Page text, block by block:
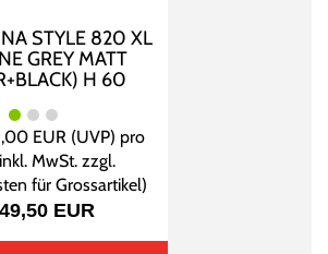
STYLE 820 XL
GREY MATT
H 60
EUR(UVP) pro
MwSt. zzgl.
für Grossartikel)
EUR